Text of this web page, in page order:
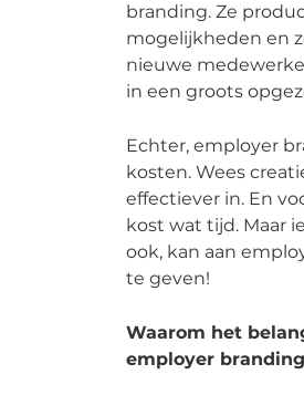
branding. Ze
mogelijkheden en
nieuwe
in een groots
Echter, employer
kosten. Wees
effectiever in. En
kost wat tijd. Maar
ook, kan aan
te geven!
Waarom het
employer branding